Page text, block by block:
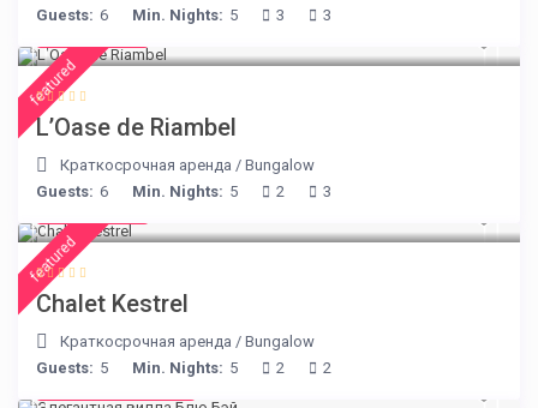
Guests: 6 Min. Nights: 5 3 3
featured
L’Oase de Riambel
Краткосрочная аренда /Bungalow
Guests: 6 Min. Nights: 5 2 3
featured
Chalet Kestrel
Краткосрочная аренда /Bungalow
Guests: 5 Min. Nights: 5 2 2